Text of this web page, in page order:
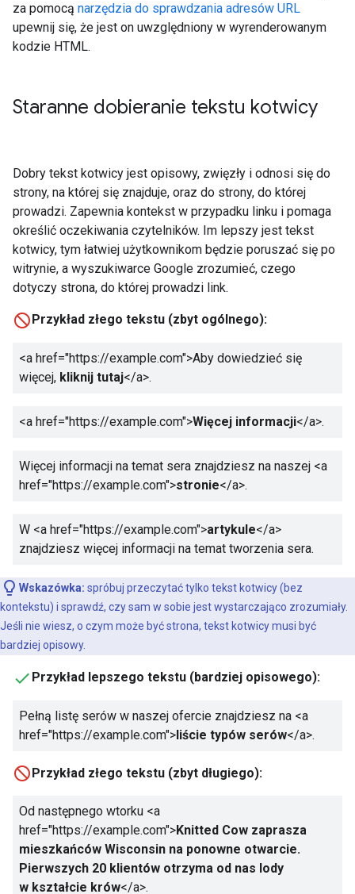
za pomocą narzędzia do sprawdzania adresów URL
upewnij się, że jest on uwzględniony w wyrenderowanym
kodzie HTML.
Staranne dobieranie tekstu kotwicy
Dobry tekst kotwicy jest opisowy, zwięzły i odnosi się do
strony, na której się znajduje, oraz do strony, do której
prowadzi. Zapewnia kontekst w przypadku linku i pomaga
określić oczekiwania czytelników. Im lepszy jest tekst
kotwicy, tym łatwiej użytkownikom będzie poruszać się po
witrynie, a wyszukiwarce Google zrozumieć, czego
dotyczy strona, do której prowadzi link.
Przykład złego tekstu (zbyt ogólnego):
<a href="https://example.com">Aby dowiedzieć się
więcej, kliknij tutaj</a>.
<a href="https://example.com">Więcej informacji</a>.
Więcej informacji na temat sera znajdziesz na naszej <a
href="https://example.com">stronie</a>.
W <a href="https://example.com">artykule</a>
znajdziesz więcej informacji na temat tworzenia sera.
Wskazówka: spróbuj przeczytać tylko tekst kotwicy (bez
kontekstu) i sprawdź, czy sam w sobie jest wystarczająco zrozumiały.
Jeśli nie wiesz, o czym może być strona, tekst kotwicy musi być
bardziej opisowy.
Przykład lepszego tekstu (bardziej opisowego):
Pełną listę serów w naszej ofercie znajdziesz na <a
href="https://example.com">liście typów serów</a>.
Przykład złego tekstu (zbyt długiego):
Od następnego wtorku <a
href="https://example.com">Knitted Cow zaprasza
mieszkańców Wisconsin na ponowne otwarcie.
Pierwszych 20 klientów otrzyma od nas lody
w kształcie krów</a>.